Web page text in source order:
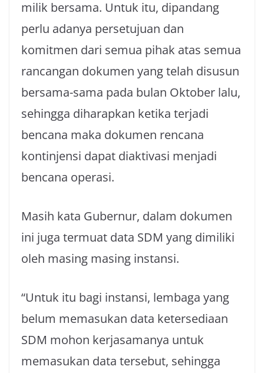
milik bersama. Untuk itu, dipandang
perlu adanya persetujuan dan
komitmen dari semua pihak atas semua
rancangan dokumen yang telah disusun
bersama-sama pada bulan Oktober lalu,
sehingga diharapkan ketika terjadi
bencana maka dokumen rencana
kontinjensi dapat diaktivasi menjadi
bencana operasi.
Masih kata Gubernur, dalam dokumen
ini juga termuat data SDM yang dimiliki
oleh masing masing instansi.
“Untuk itu bagi instansi, lembaga yang
belum memasukan data ketersediaan
SDM mohon kerjasamanya untuk
memasukan data tersebut, sehingga